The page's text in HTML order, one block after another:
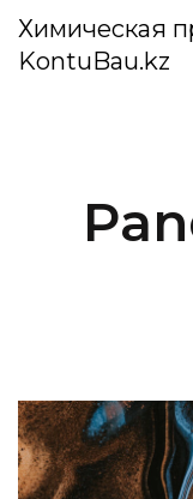
Химическая
KontuBau.kz